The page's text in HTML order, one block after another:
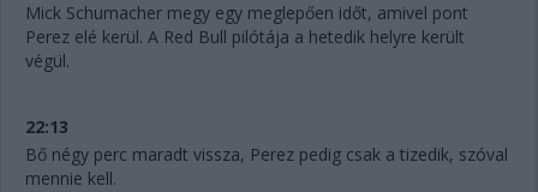
Mick Schumacher megy egy meglepően időt, amivel pont
Perez elé kerül. A Red Bull pilótája a hetedik helyre került
végül.
22:13
Bő négy perc maradt vissza, Perez pedig csak a tizedik, szóval
mennie kell.